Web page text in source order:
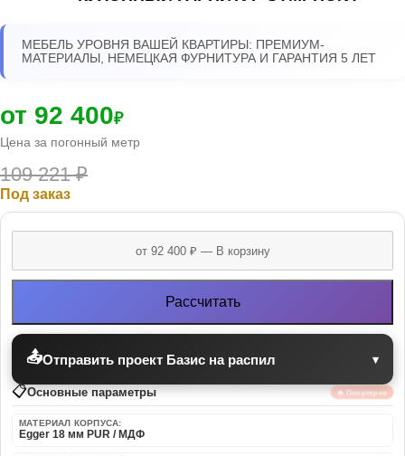
МЕБЕЛЬ УРОВНЯ ВАШЕЙ КВАРТИРЫ: ПРЕМИУМ-
МАТЕРИАЛЫ, НЕМЕЦКАЯ ФУРНИТУРА И ГАРАНТИЯ 5 ЛЕТ
от 92 400₽
Цена за погонный метр
109 221₽
Под заказ
Рассчитать
📤Отправить проект Базис на распил ▾
📋Основные параметры 🔥 Популярно
МАТЕРИАЛ КОРПУСА:
Egger 18 мм PUR / МДФ